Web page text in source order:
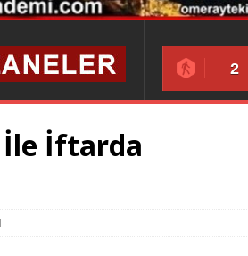
2
İle İftarda